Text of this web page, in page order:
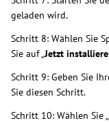
geladen wird.
Schritt 8: Wählen Sie
Sie auf „Jetzt
Schritt 9: Geben Sie
Sie diesen Schritt.
Schritt 10: Wählen Sie